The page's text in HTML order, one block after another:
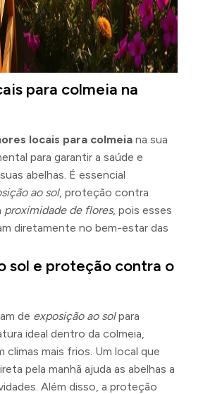
para colmeia na
locais para colmeia na sua
para garantir a saúde e
abelhas. É essencial
ao sol, proteção contra
proximidade de flores, pois esses
diretamente no bem-estar das
sol e proteção contra o
de exposição ao solpara
ideal dentro da colmeia,
climas mais frios. Um local que
pela manhã ajuda as abelhas a
Além disso, a proteção